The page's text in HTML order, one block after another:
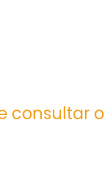
consultar